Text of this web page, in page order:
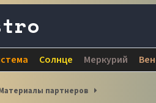
Солнце Меркурий
партнеров